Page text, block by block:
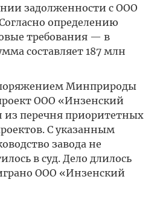
задолженности с ООО
определению
требования — в
составляет 187 млн
Минприроды
ООО «Инзенский
перечня приоритетных
С указанным
завода не
в суд. Дело длилось
ООО «Инзенский